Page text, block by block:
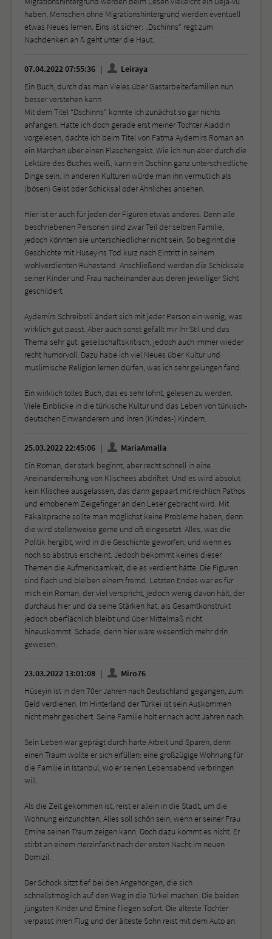
haben, Menschen ohne Migrationshintergrund werden eventuell
etwas Neues lernen. Eins ist sicher: „Dschinns“ regt zum
Nachdenken an & geht unter die Haut.
07.04.2022 07:55:36
Leiraya
Ein Buch, durch das man Vieles über Gastarbeiterfamilien nun
besser verstehen kann
Mit dem Titel “Dschinns“ konnte ich zunächst so gar nichts
anfangen. Hatte ich doch gerade erst meiner Tochter Aladdin
vorgelesen, dachte ich beim Titel von Fatma Aydemirs Roman an
ein Märchen über einen Flaschengeist. Wie ich nun aber durch die
Lektüre des Buches weiß, kann ein Dschinn ganz unterschiedliche
Dinge sein. In anderen Kulturen würde man ihn vermutlich als
(bösen) Geist oder Schicksal oder Ähnliches ansehen.
Hier ist er auch für jeden der Figuren etwas anderes. Denn alle
beschriebenen Personen sind zwar Teil der selben Familie,
jedoch könnten sie unterschiedlicher nicht sein. So beginnt die
Geschichte mit Hüseyins Tod kurz nach Eintritt in seinem
wohlverdienten Ruhestand. Anschließend werden die Schicksale
seiner Kinder und Frau nacheinander aus deren jeweiliger Sicht
geschildert.
Aydemirs Schreibstil ändert sich mit jeder Person ein wenig, was
wirklich gut passt. Aber auch sonst gefällt mir ihr Stil und das
Thema sehr gut: gesellschaftskritisch, jedoch auch immer wieder
recht humorvoll. Dazu habe ich viel Neues über Kultur und
muslimische Religion lernen dürfen, was ich sehr gelungen fand.
Ein wirklich tolles Buch, das es sehr lohnt, gelesen zu werden.
Viele Einblicke in die türkische Kultur und das Leben von türkisch-
deutschen Einwanderern und ihren (Kindes-) Kindern.
25.03.2022 22:45:06
MariaAmalia
Ein Roman, der stark beginnt, aber recht schnell in eine
Aneinanderreihung von Klischees abdriftet. Und es wird absolut
kein Klischee ausgelassen, das dann gepaart mit reichlich Pathos
und erhobenem Zeigefinger an den Leser gebracht wird. Mit
Fäkalsprache sollte man möglichst keine Probleme haben, denn
die wird stellenweise gerne und oft eingesetzt. Alles, was die
Politik hergibt, wird in die Geschichte geworfen, und wenn es
noch so abstrus erscheint. Jedoch bekommt keines dieser
Themen die Aufmerksamkeit, die es verdient hätte. Die Figuren
sind flach und bleiben einem fremd. Letzten Endes war es für
mich ein Roman, der viel verspricht, jedoch wenig davon hält, der
durchaus hier und da seine Stärken hat, als Gesamtkonstrukt
jedoch oberflächlich bleibt und über Mittelmaß nicht
hinauskommt. Schade, denn hier wäre wesentlich mehr drin
gewesen.
23.03.2022 13:01:08
Miro76
Hüseyin ist in den 70er Jahren nach Deutschland gegangen, zum
Geld verdienen. Im Hinterland der Türkei ist sein Auskommen
nicht mehr gesichert. Seine Familie holt er nach acht Jahren nach.
Sein Leben war geprägt durch harte Arbeit und Sparen, denn
einen Traum wollte er sich erfüllen: eine großzügige Wohnung für
die Familie in Istanbul, wo er seinen Lebensabend verbringen
will.
Als die Zeit gekommen ist, reist er allein in die Stadt, um die
Wohnung einzurichten. Alles soll schön sein, wenn er seiner Frau
Emine seinen Traum zeigen kann. Doch dazu kommt es nicht. Er
stirbt an einem Herzinfarkt nach der ersten Nacht im neuen
Domizil.
Der Schock sitzt tief bei den Angehörigen, die sich
schnellstmöglich auf den Weg in die Türkei machen. Die beiden
jüngsten Kinder und Emine fliegen sofort. Die älteste Tochter
verpasst ihren Flug und der älteste Sohn reist mit dem Auto an.